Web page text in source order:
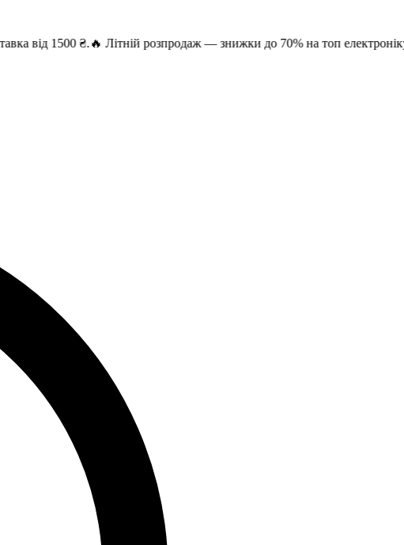
1500 ₴.🔥 Літній розпродаж — знижки до 70% на топ електроніку.